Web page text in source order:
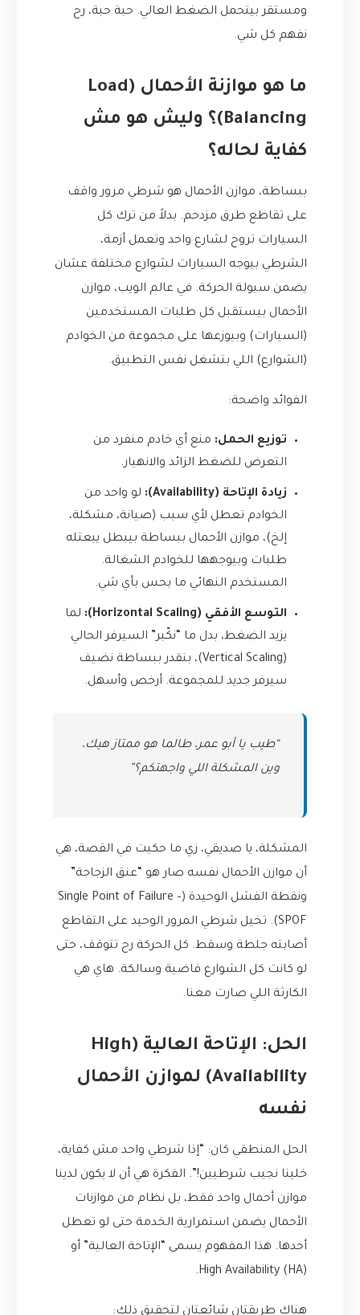
ومستقر بيتحمل الضغط العالي. حبة حبة، رح
نفهم كل شي.
ما هو موازنة الأحمال (Load
Balancing)؟ وليش هو مش
كفاية لحاله؟
ببساطة، موازن الأحمال هو شرطي مرور واقف
على تقاطع طرق مزدحم. بدلاً من ترك كل
السيارات تروح لشارع واحد وتعمل أزمة،
الشرطي بيوجه السيارات لشوارع مختلفة عشان
يضمن سيولة الحركة. في عالم الويب، موازن
الأحمال بيستقبل كل طلبات المستخدمين
(السيارات) وبيوزعها على مجموعة من الخوادم
(الشوارع) اللي بتشغل نفس التطبيق.
الفوائد واضحة:
توزيع الحمل: منع أي خادم منفرد من
التعرض للضغط الزائد والانهيار.
زيادة الإتاحة (Availability):
لو واحد من
الخوادم تعطل لأي سبب (صيانة، مشكلة،
إلخ)، موازن الأحمال ببساطة بيبطل يبعتله
طلبات وبيوجهها للخوادم الشغالة.
المستخدم النهائي ما بحس بأي شي.
التوسع الأفقي (Horizontal Scaling):
لما
يزيد الضغط، بدل ما “نكّبر” السيرفر الحالي
(Vertical Scaling)، بنقدر ببساطة نضيف
سيرفر جديد للمجموعة. أرخص وأسهل.
“طيب يا أبو عمر، طالما هو ممتاز هيك،
وين المشكلة اللي واجهتكم؟”
المشكلة، يا صديقي، زي ما حكيت في القصة، هي
أن موازن الأحمال نفسه صار هو “عنق الزجاجة”
ونقطة الفشل الوحيدة (Single Point of Failure –
SPOF). تخيل شرطي المرور الوحيد على التقاطع
أصابته جلطة وسقط. كل الحركة رح تتوقف، حتى
لو كانت كل الشوارع فاضية وسالكة. هاي هي
الكارثة اللي صارت معنا.
الحل: الإتاحة العالية (High
Availability) لموازن الأحمال
نفسه
الحل المنطقي كان: “إذا شرطي واحد مش كفاية،
خلينا نجيب شرطيين!”. الفكرة هي أن لا يكون لدينا
موازن أحمال واحد فقط، بل نظام من موازنات
الأحمال يضمن استمرارية الخدمة حتى لو تعطل
أحدها. هذا المفهوم يسمى “الإتاحة العالية” أو
High Availability (HA).
هناك طريقتان شائعتان لتحقيق ذلك: